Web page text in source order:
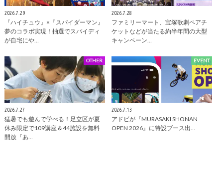
2026.7.29
『ハイチュウ』×『スパイダーマン』
夢のコラボ実現！抽選でスパイディ
が自宅にや…
2026.7.28
ファミリーマート、宝塚歌劇ペアチ
ケットなどが当たる約半年間の大型
キャンペーン…
OTHER
2026.7.27
猛暑でも遊んで学べる！足立区が夏
休み限定で109講座＆44施設を無料
開放『あ…
EVENT
2026.7.13
アドビが『MURASAKI SHONAN
OPEN 2026』に特設ブース出…